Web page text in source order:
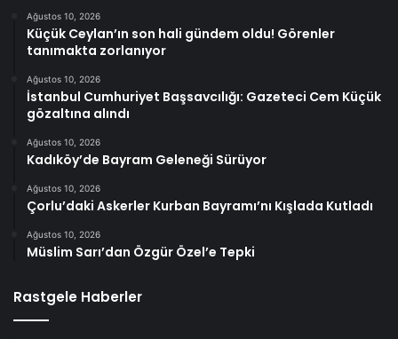
Ağustos 10, 2026
Küçük Ceylan’ın son hali gündem oldu! Görenler
tanımakta zorlanıyor
Ağustos 10, 2026
İstanbul Cumhuriyet Başsavcılığı: Gazeteci Cem Küçük
gözaltına alındı
Ağustos 10, 2026
Kadıköy’de Bayram Geleneği Sürüyor
Ağustos 10, 2026
Çorlu’daki Askerler Kurban Bayramı’nı Kışlada Kutladı
Ağustos 10, 2026
Müslim Sarı’dan Özgür Özel’e Tepki
Rastgele Haberler